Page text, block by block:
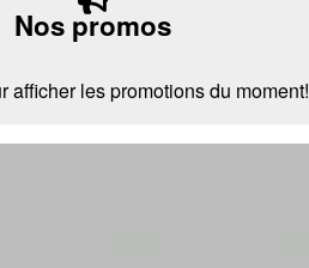
Nos promos
afficher les promotions du moment!